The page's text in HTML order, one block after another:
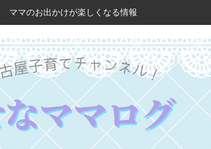
ママのお出かけが楽しくなる情報